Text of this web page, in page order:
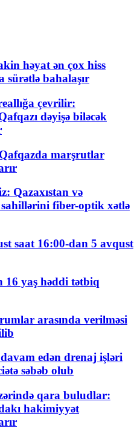
həyat ən çox hiss
sürətlə bahalaşır
çevrilir:
dəyişə biləcək
marşrutlar
Qazaxıstan və
fiber-optik xətlə
saat 16:00-dan 5 avqust
16 yaş həddi tətbiq
arasında verilməsi
edən drenaj işləri
səbəb olub
qara buludlar:
hakimiyyət